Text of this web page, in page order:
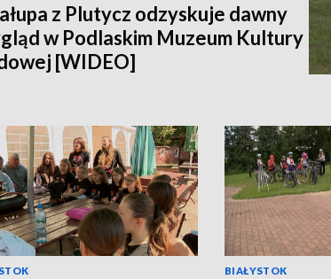
z Plutycz odzyskuje dawny
w Podlaskim Muzeum Kultury
[WIDEO]
BIAŁYSTOK